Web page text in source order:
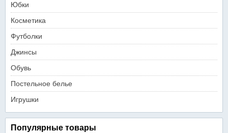
Юбки
Косметика
Футболки
Джинсы
Обувь
Постельное белье
Игрушки
Популярные товары